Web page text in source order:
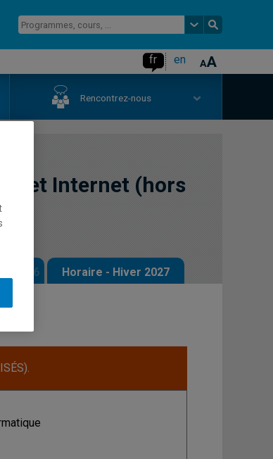
fr en
Rencontrez-nous
et Internet (hors
2026 Horaire - Hiver 2027